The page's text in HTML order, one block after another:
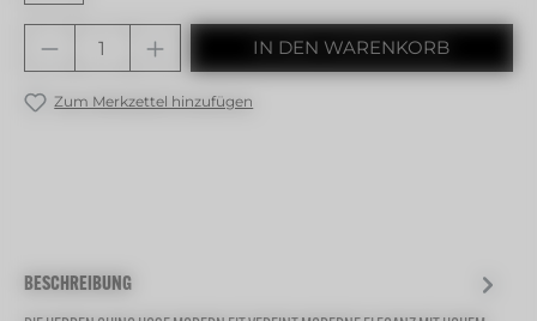
Produkt Anzahl: Gib den
IN DEN WARENKORB
Zum Merkzettel hinzufügen
BESCHREIBUNG